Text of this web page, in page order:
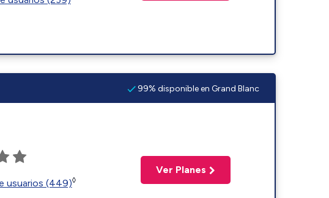
99% disponible en Grand Blanc
usuarios (449)◊
Ver Planes